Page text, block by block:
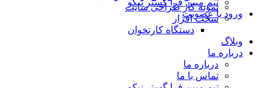
تیم مبین فرا گستر نیکو
ورود یا عضویت
نمونه کار طراحی سایت
سخت افزار
دستگاه کارتخوان
وبلاگ
درباره ما
درباره ما
تماس با ما